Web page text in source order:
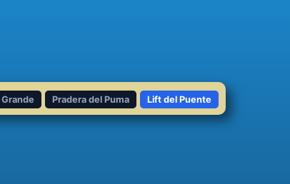
Pradera del Puma Lift del Puente